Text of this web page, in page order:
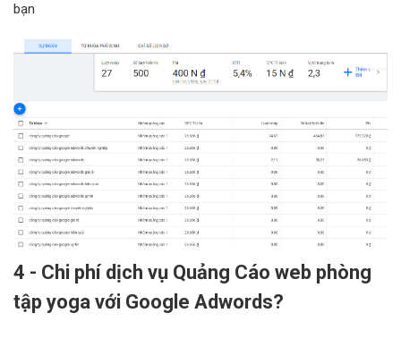
bạn
4 - Chi phí dịch vụ Quảng Cáo web phòng
tập yoga với Google Adwords?